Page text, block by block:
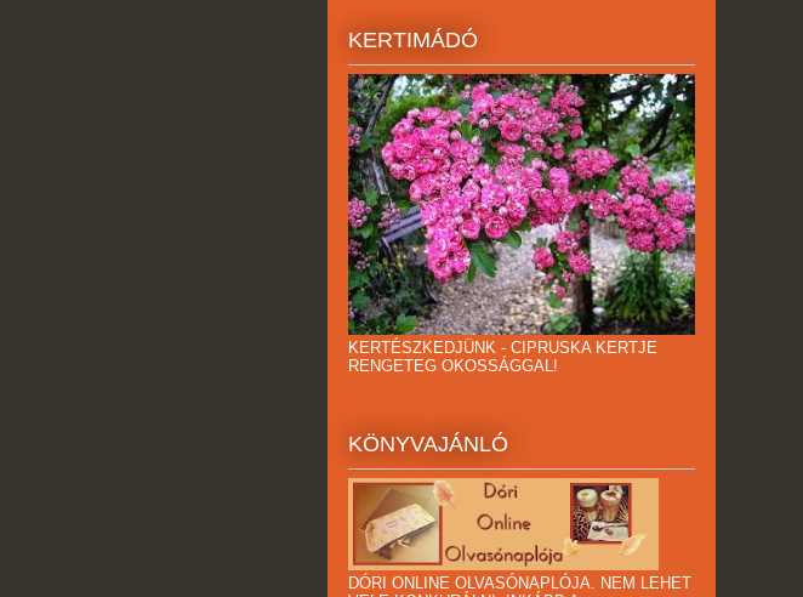
KERTIMÁDÓ
KERTÉSZKEDJÜNK - CIPRUSKA KERTJE
RENGETEG OKOSSÁGGAL!
KÖNYVAJÁNLÓ
DÓRI ONLINE OLVASÓNAPLÓJA. NEM LEHET